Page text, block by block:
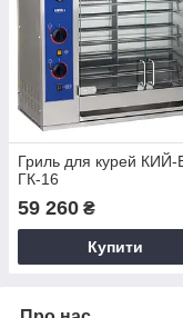
Гриль для курей КИЙ-
ГК-16
59 260 ₴
Купити